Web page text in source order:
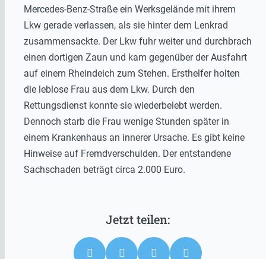
Mercedes-Benz-Straße ein Werksgelände mit ihrem
Lkw gerade verlassen, als sie hinter dem Lenkrad
zusammensackte. Der Lkw fuhr weiter und durchbrach
einen dortigen Zaun und kam gegenüber der Ausfahrt
auf einem Rheindeich zum Stehen. Ersthelfer holten
die leblose Frau aus dem Lkw. Durch den
Rettungsdienst konnte sie wiederbelebt werden.
Dennoch starb die Frau wenige Stunden später in
einem Krankenhaus an innerer Ursache. Es gibt keine
Hinweise auf Fremdverschulden. Der entstandene
Sachschaden beträgt circa 2.000 Euro.